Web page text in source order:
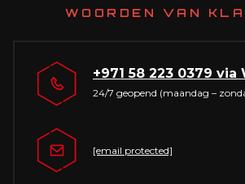
WOORDEN VAN
+971 58 223 0379 via
24/7 geopend (maandag –
[email protected]